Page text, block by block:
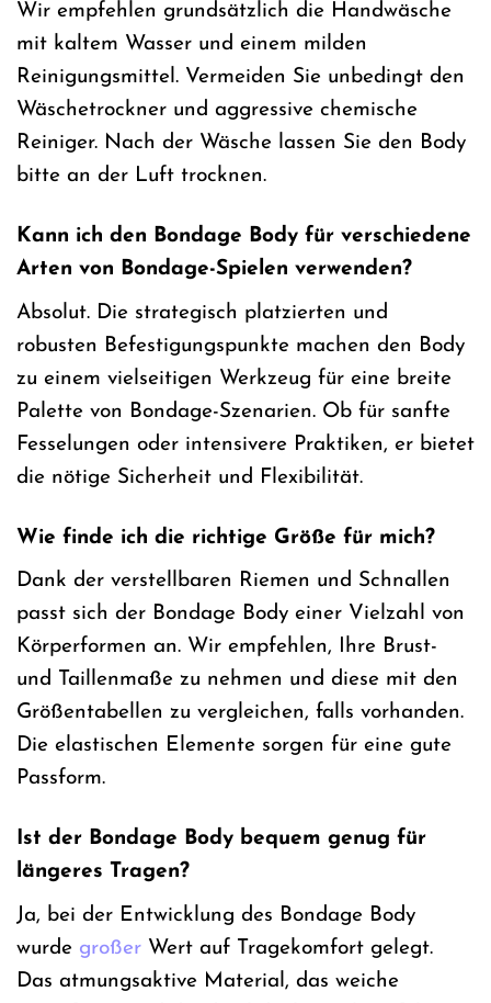
Wir empfehlen grundsätzlich die Handwäsche
mit kaltem Wasser und einem milden
Reinigungsmittel. Vermeiden Sie unbedingt den
Wäschetrockner und aggressive chemische
Reiniger. Nach der Wäsche lassen Sie den Body
bitte an der Luft trocknen.
Kann ich den Bondage Body für verschiedene
Arten von Bondage-Spielen verwenden?
Absolut. Die strategisch platzierten und
robusten Befestigungspunkte machen den Body
zu einem vielseitigen Werkzeug für eine breite
Palette von Bondage-Szenarien. Ob für sanfte
Fesselungen oder intensivere Praktiken, er bietet
die nötige Sicherheit und Flexibilität.
Wie finde ich die richtige Größe für mich?
Dank der verstellbaren Riemen und Schnallen
passt sich der Bondage Body einer Vielzahl von
Körperformen an. Wir empfehlen, Ihre Brust-
und Taillenmaße zu nehmen und diese mit den
Größentabellen zu vergleichen, falls vorhanden.
Die elastischen Elemente sorgen für eine gute
Passform.
Ist der Bondage Body bequem genug für
längeres Tragen?
Ja, bei der Entwicklung des Bondage Body
wurde großer Wert auf Tragekomfort gelegt.
Das atmungsaktive Material, das weiche